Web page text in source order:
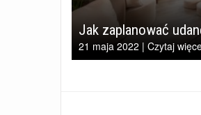
Jak zaplanować
21 maja 2022 | Czytaj